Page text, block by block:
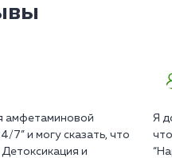
амфетаминовой
7” и могу сказать, что
и
Я